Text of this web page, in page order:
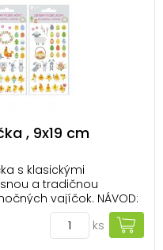
, 9x19 cm
s klasickými
a tradičnou
vajíčok. NÁVOD:
do teplej vody,
na hladkú dosku. Keď
papier s obtla...
ks